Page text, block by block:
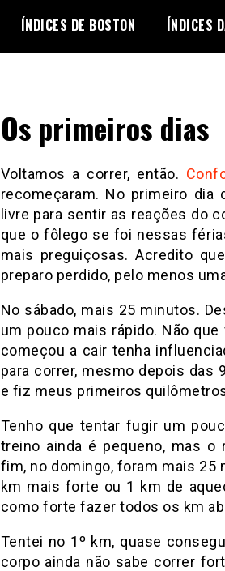
ÍNDICES DE BOSTON ÍNDICES
Os primeiros dias
Voltamos a correr, então.
recomeçaram. No primeiro
livre para sentir as reações do
que o fôlego se foi nessas
mais preguiçosas. Acredito
preparo perdido, pelo menos
No sábado, mais 25 minutos.
um pouco mais rápido. Não
começou a cair tenha
para correr, mesmo depois das
e fiz meus primeiros
Tenho que tentar fugir um
treino ainda é pequeno, mas
fim, no domingo, foram mais 25
km mais forte ou 1 km de
como forte fazer todos os km
Tentei no 1º km, quase
corpo ainda não sabe correr